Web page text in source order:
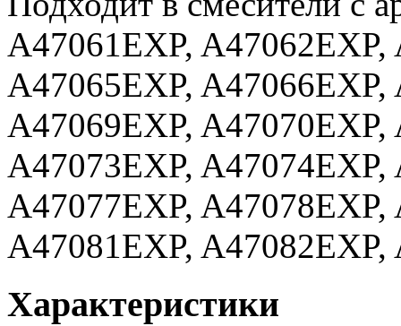
A47061EXP,
A47065EXP,
A47069EXP,
A47073EXP,
A47077EXP,
A47081EXP, A47082EXP,
Характеристики